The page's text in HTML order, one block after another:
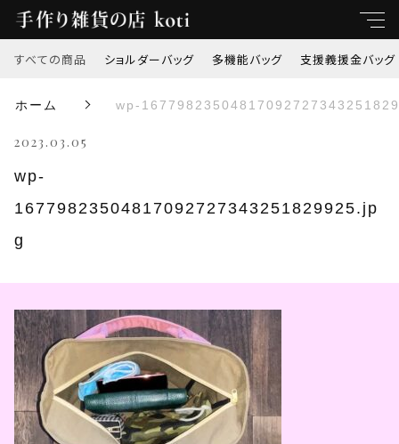
すべての商品 ショルダーバッグ 多機能バッグ 支援義援金バッグ
ホーム wp-
2023.03.05
wp-
16779823504817092727343251829925.jp
g
オリジナル刺繍
トートバッグ
その他
親カテゴリ
価格帯
～
並び順